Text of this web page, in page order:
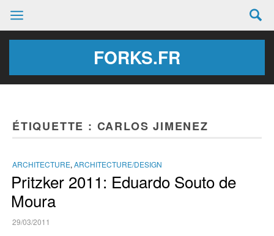
FORKS.FR
ÉTIQUETTE : CARLOS JIMENEZ
ARCHITECTURE, ARCHITECTURE/DESIGN
Pritzker 2011: Eduardo Souto de
Moura
29/03/2011